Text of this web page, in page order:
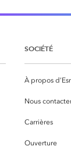
SOCIÉTÉ
À propos
Nous
Carrières
Ouverture